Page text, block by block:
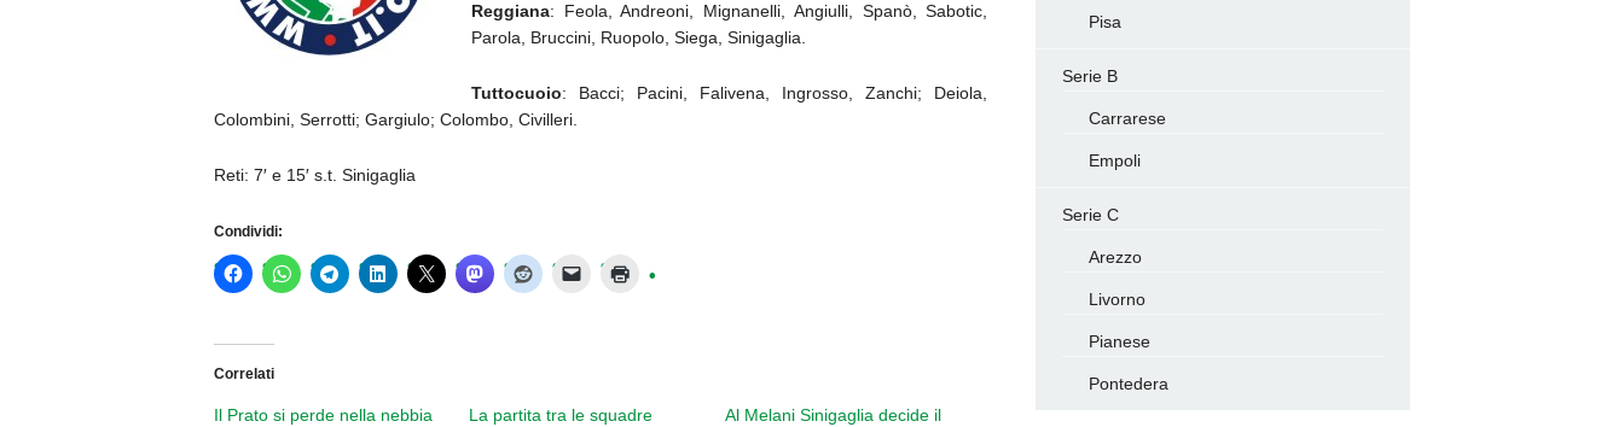
Reggiana: Feola, Andreoni, Mignanelli, Angiulli, Spanò, Sabotic,
Parola, Bruccini, Ruopolo, Siega, Sinigaglia.
Tuttocuoio: Bacci; Pacini, Falivena, Ingrosso, Zanchi; Deiola,
Colombini, Serrotti; Gargiulo; Colombo, Civilleri.
Reti: 7′ e 15′ s.t. Sinigaglia
Condividi:
Correlati
Il Prato si perde nella nebbia
La partita tra le squadre
Al Melani Sinigaglia decide il
Pisa
Serie B
Carrarese
Empoli
Serie C
Arezzo
Livorno
Pianese
Pontedera